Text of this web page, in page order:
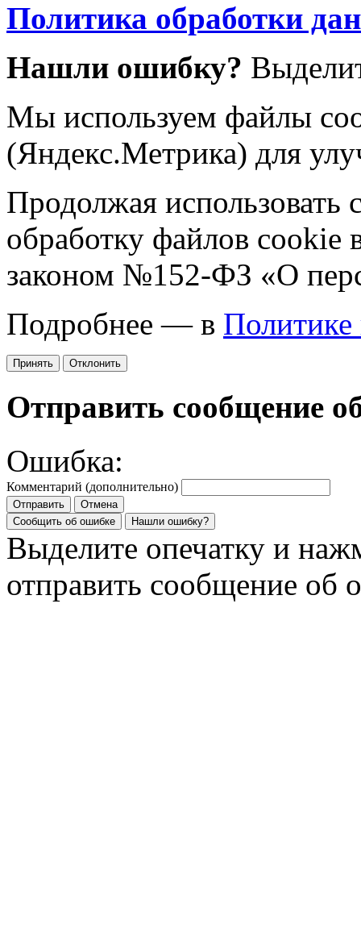
Политика обработки
Нашли ошибку?
Мы используем файлы
(Яндекс.Метрика) для
Продолжая использовать
обработку файлов cookie
законом №152-ФЗ «О
Подробнее — в Политике
Принять Отклонить
Отправить сообщение
Ошибка:
Комментарий (дополнительно)
Отправить
Отмена
Сообщить об ошибке
Нашли ошибку?
Выделите опечатку и
отправить сообщение об